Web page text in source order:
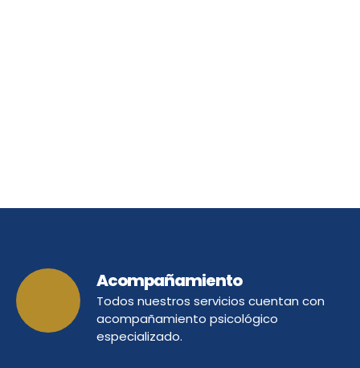
Acompañamiento
Todos nuestros servicios cuentan con
acompañamiento psicológico
especializado.